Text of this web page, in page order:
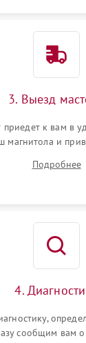
3. Выезд
приедет к вам в
магнитола и
Подробнее
4.
сообщим вам